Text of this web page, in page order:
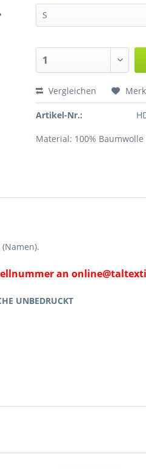
Vergleichen
Artikel-Nr.:
Material: 100% Baumwolle
an
UNBEDRUCKT